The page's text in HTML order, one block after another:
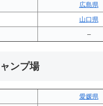
広島県
山口県
–
ンプ場
愛媛県